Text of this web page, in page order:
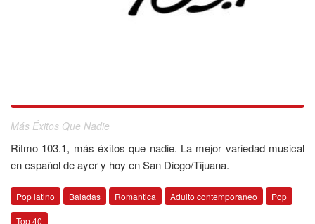
Más Éxitos Que Nadie
Ritmo 103.1, más éxitos que nadie. La mejor variedad musical
en español de ayer y hoy en San Diego/Tijuana.
Pop latino Baladas Romantica Adulto contemporaneo Pop
Top 40